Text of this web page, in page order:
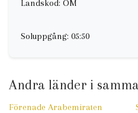
Landskod: OM
Soluppgång: 05:50
Andra länder i
Förenade Arabemiraten